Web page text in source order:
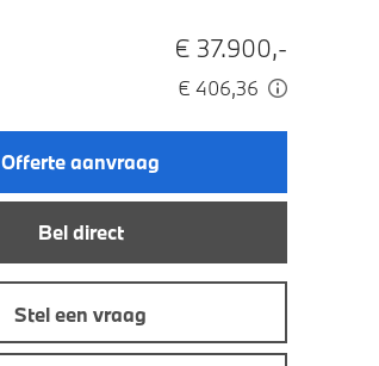
€ 37.900,-
€ 406,36
Offerte aanvraag
Bel direct
Stel een vraag